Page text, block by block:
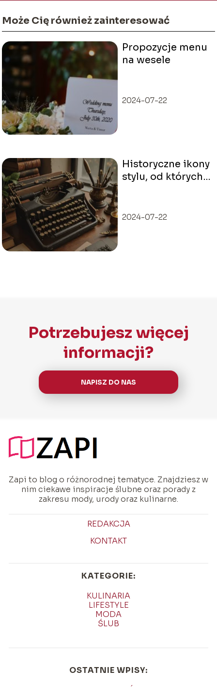
Może Cię również zainteresować
Propozycje menu
na wesele
2024-07-22
Historyczne ikony
stylu, od których
2024-07-22
Potrzebujesz więcej
informacji?
NAPISZ DO NAS
Zapi to blog o różnorodnej tematyce. Znajdziesz w
nim ciekawe inspiracje ślubne oraz porady z
zakresu mody, urody oraz kulinarne.
REDAKCJA
KONTAKT
KATEGORIE:
KULINARIA
LIFESTYLE
MODA
ŚLUB
OSTATNIE WPISY: